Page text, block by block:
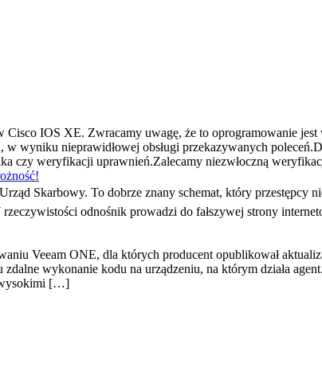
IOS XE. Zwracamy uwagę, że to oprogramowanie
wyniku nieprawidłowej obsługi przekazywanych
czy weryfikacji uprawnień.Zalecamy niezwłoczną
Skarbowy. To dobrze znany schemat, który przestępcy
odnośnik prowadzi do fałszywej strony
Veeam ONE, dla których producent opublikował
wykonanie kodu na urządzeniu, na którym działa
wysokimi […]